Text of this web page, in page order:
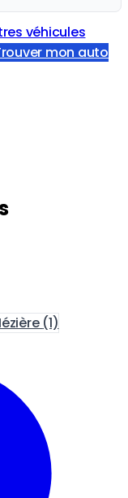
véhicules
mon auto
(1)